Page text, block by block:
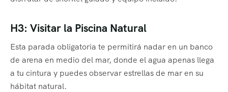
H3: Visitar la Piscina Natural
Esta parada obligatoria te permitirá nadar en un banco
de arena en medio del mar, donde el agua apenas llega
a tu cintura y puedes observar estrellas de mar en su
hábitat natural.